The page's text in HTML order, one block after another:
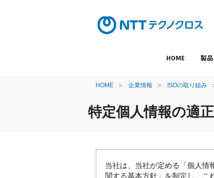
HOME 製
HOME 企業情報 ISOの取り組み
特定個人情報の適
当社は、当社が定める「個人情
関する基本方針」を制定し、こ